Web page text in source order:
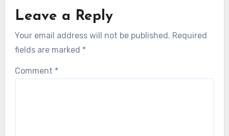
Leave a Reply
Your email address will not be published. Required
fields are marked *
Comment *